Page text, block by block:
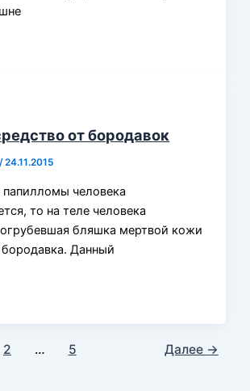
от бородавок
/24.11.2015
папилломы человека
то на теле человека
огрубевшая бляшка мертвой кожи
бородавка. Данный
2 … 5 Далее →